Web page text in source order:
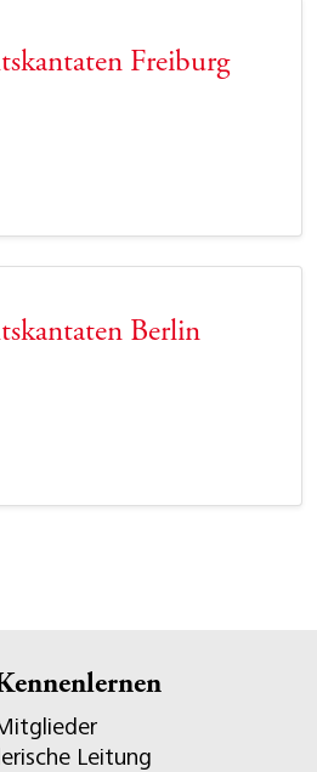
Freiburg
Berlin
Leitung